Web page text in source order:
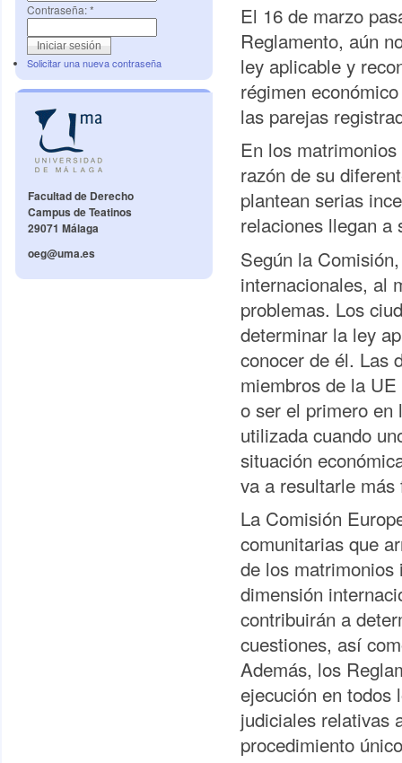
Contraseña:*
Solicitar una nueva contraseña
Facultad de Derecho
Campus de Teatinos
29071 Málaga
oeg@uma.es
El 16 de marzo
Reglamento, aún
ley aplicable y
régimen
las parejas
En los
razón de su
plantean serias
relaciones llegan a
Según la
internacionales, al
problemas. Los
determinar la ley
conocer de él. Las
miembros de la
o ser el primero en
utilizada cuando
situación
va a resultarle más
La Comisión
comunitarias que
de los matrimonios
dimensión
contribuirán a
cuestiones, así
Además, los
ejecución en todos
judiciales relativas
procedimiento